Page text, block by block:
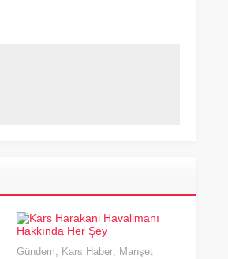
Gündem, Kars Haber, Manşet